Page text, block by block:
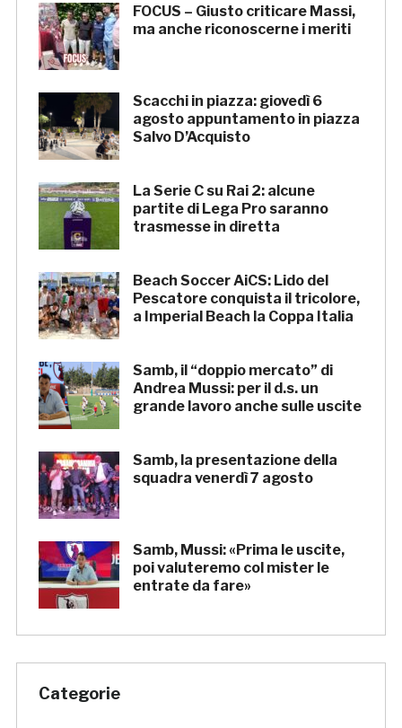
FOCUS – Giusto criticare Massi,
ma anche riconoscerne i meriti
Scacchi in piazza: giovedì 6
agosto appuntamento in piazza
Salvo D’Acquisto
La Serie C su Rai 2: alcune
partite di Lega Pro saranno
trasmesse in diretta
Beach Soccer AiCS: Lido del
Pescatore conquista il tricolore,
a Imperial Beach la Coppa Italia
Samb, il “doppio mercato” di
Andrea Mussi: per il d.s. un
grande lavoro anche sulle uscite
Samb, la presentazione della
squadra venerdì 7 agosto
Samb, Mussi: «Prima le uscite,
poi valuteremo col mister le
entrate da fare»
Categorie